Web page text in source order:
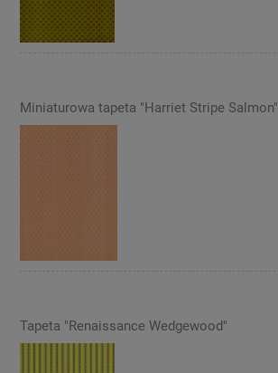
Miniaturowa tapeta "Harriet Stripe Salmon"
Tapeta "Renaissance Wedgewood"